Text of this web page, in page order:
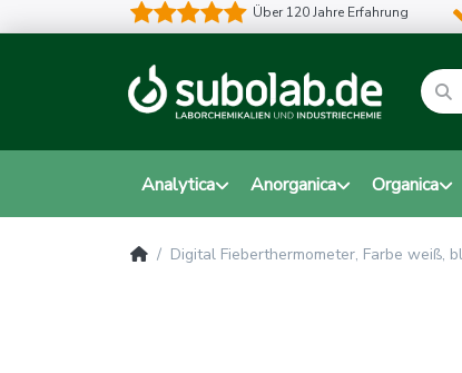
Über 120 Jahre Erfahrung
Analytica Anorganica Organica
Digital Fieberthermometer, Farbe weiß,